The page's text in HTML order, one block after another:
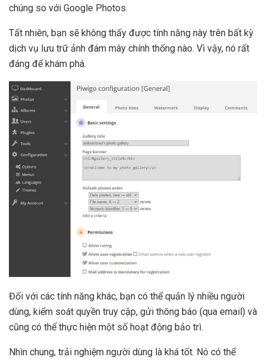
chúng so với Google Photos.
Tất nhiên, bạn sẽ không thấy được tính năng này trên bất kỳ
dịch vụ lưu trữ ảnh đám mây chính thống nào. Vì vậy, nó rất
đáng để khám phá.
Đối với các tính năng khác, bạn có thể quản lý nhiều người
dùng, kiểm soát quyền truy cập, gửi thông báo (qua email) và
cũng có thể thực hiện một số hoạt động bảo trì.
Nhìn chung, trải nghiệm người dùng là khá tốt. Nó có thể